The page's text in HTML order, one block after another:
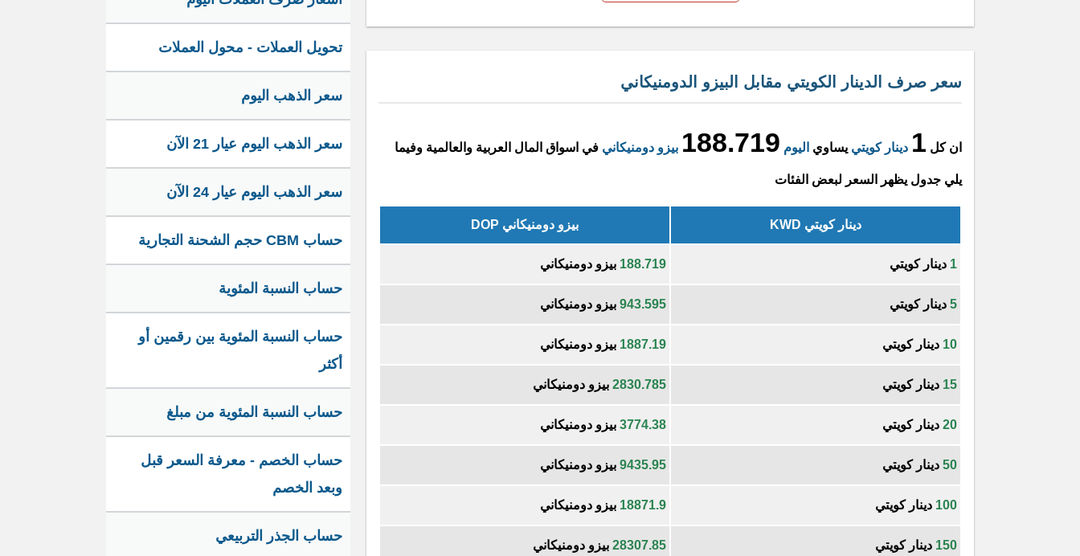
سعر صرف الدينار الكويتي مقابل البيزو الدومنيكاني
ان كل 1 دينار كويتي يساوي اليوم 188.719 بيزو دومنيكاني في اسواق المال العربية والعالمية وفيما
يلي جدول يظهر السعر لبعض الفئات
دينار كويتي KWD بيزو دومنيكاني DOP
1 دينار كويتي 188.719 بيزو دومنيكاني
5 دينار كويتي 943.595 بيزو دومنيكاني
10 دينار كويتي 1887.19 بيزو دومنيكاني
15 دينار كويتي 2830.785 بيزو دومنيكاني
20 دينار كويتي 3774.38 بيزو دومنيكاني
50 دينار كويتي 9435.95 بيزو دومنيكاني
100 دينار كويتي 18871.9 بيزو دومنيكاني
150 دينار كويتي 28307.85 بيزو دومنيكاني
تحويل العملات - محول العملات
سعر الذهب اليوم
سعر الذهب اليوم عيار 21 الآن
سعر الذهب اليوم عيار 24 الآن
حساب CBM حجم الشحنة التجارية
حساب النسبة المئوية
حساب النسبة المئوية بين رقمين أو
أكثر
حساب النسبة المئوية من مبلغ
حساب الخصم - معرفة السعر قبل
وبعد الخصم
حساب الجذر التربيعي